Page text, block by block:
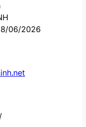
06/2026